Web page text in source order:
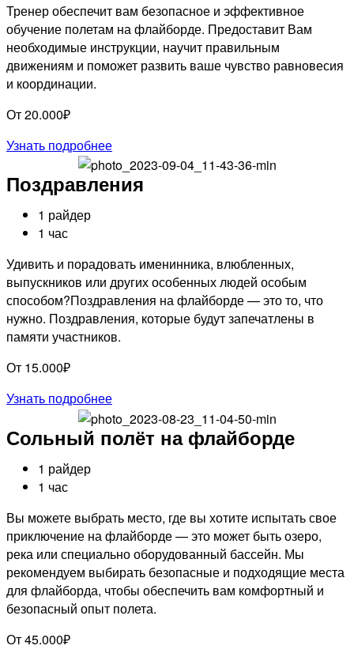
Тренер обеспечит вам безопасное и эффективное
обучение полетам на флайборде. Предоставит Вам
необходимые инструкции, научит правильным
движениям и поможет развить ваше чувство равновесия
и координации.
От 20.000₽
Узнать подробнее
Поздравления
1 райдер
1 час
Удивить и порадовать именинника, влюбленных,
выпускников или других особенных людей особым
способом?Поздравления на флайборде — это то, что
нужно. Поздравления, которые будут запечатлены в
памяти участников.
От 15.000₽
Узнать подробнее
Сольный полёт на флайборде
1 райдер
1 час
Вы можете выбрать место, где вы хотите испытать свое
приключение на флайборде — это может быть озеро,
река или специально оборудованный бассейн. Мы
рекомендуем выбирать безопасные и подходящие места
для флайборда, чтобы обеспечить вам комфортный и
безопасный опыт полета.
От 45.000₽